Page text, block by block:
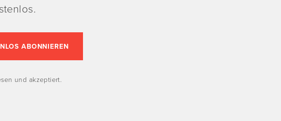
und akzeptiert.